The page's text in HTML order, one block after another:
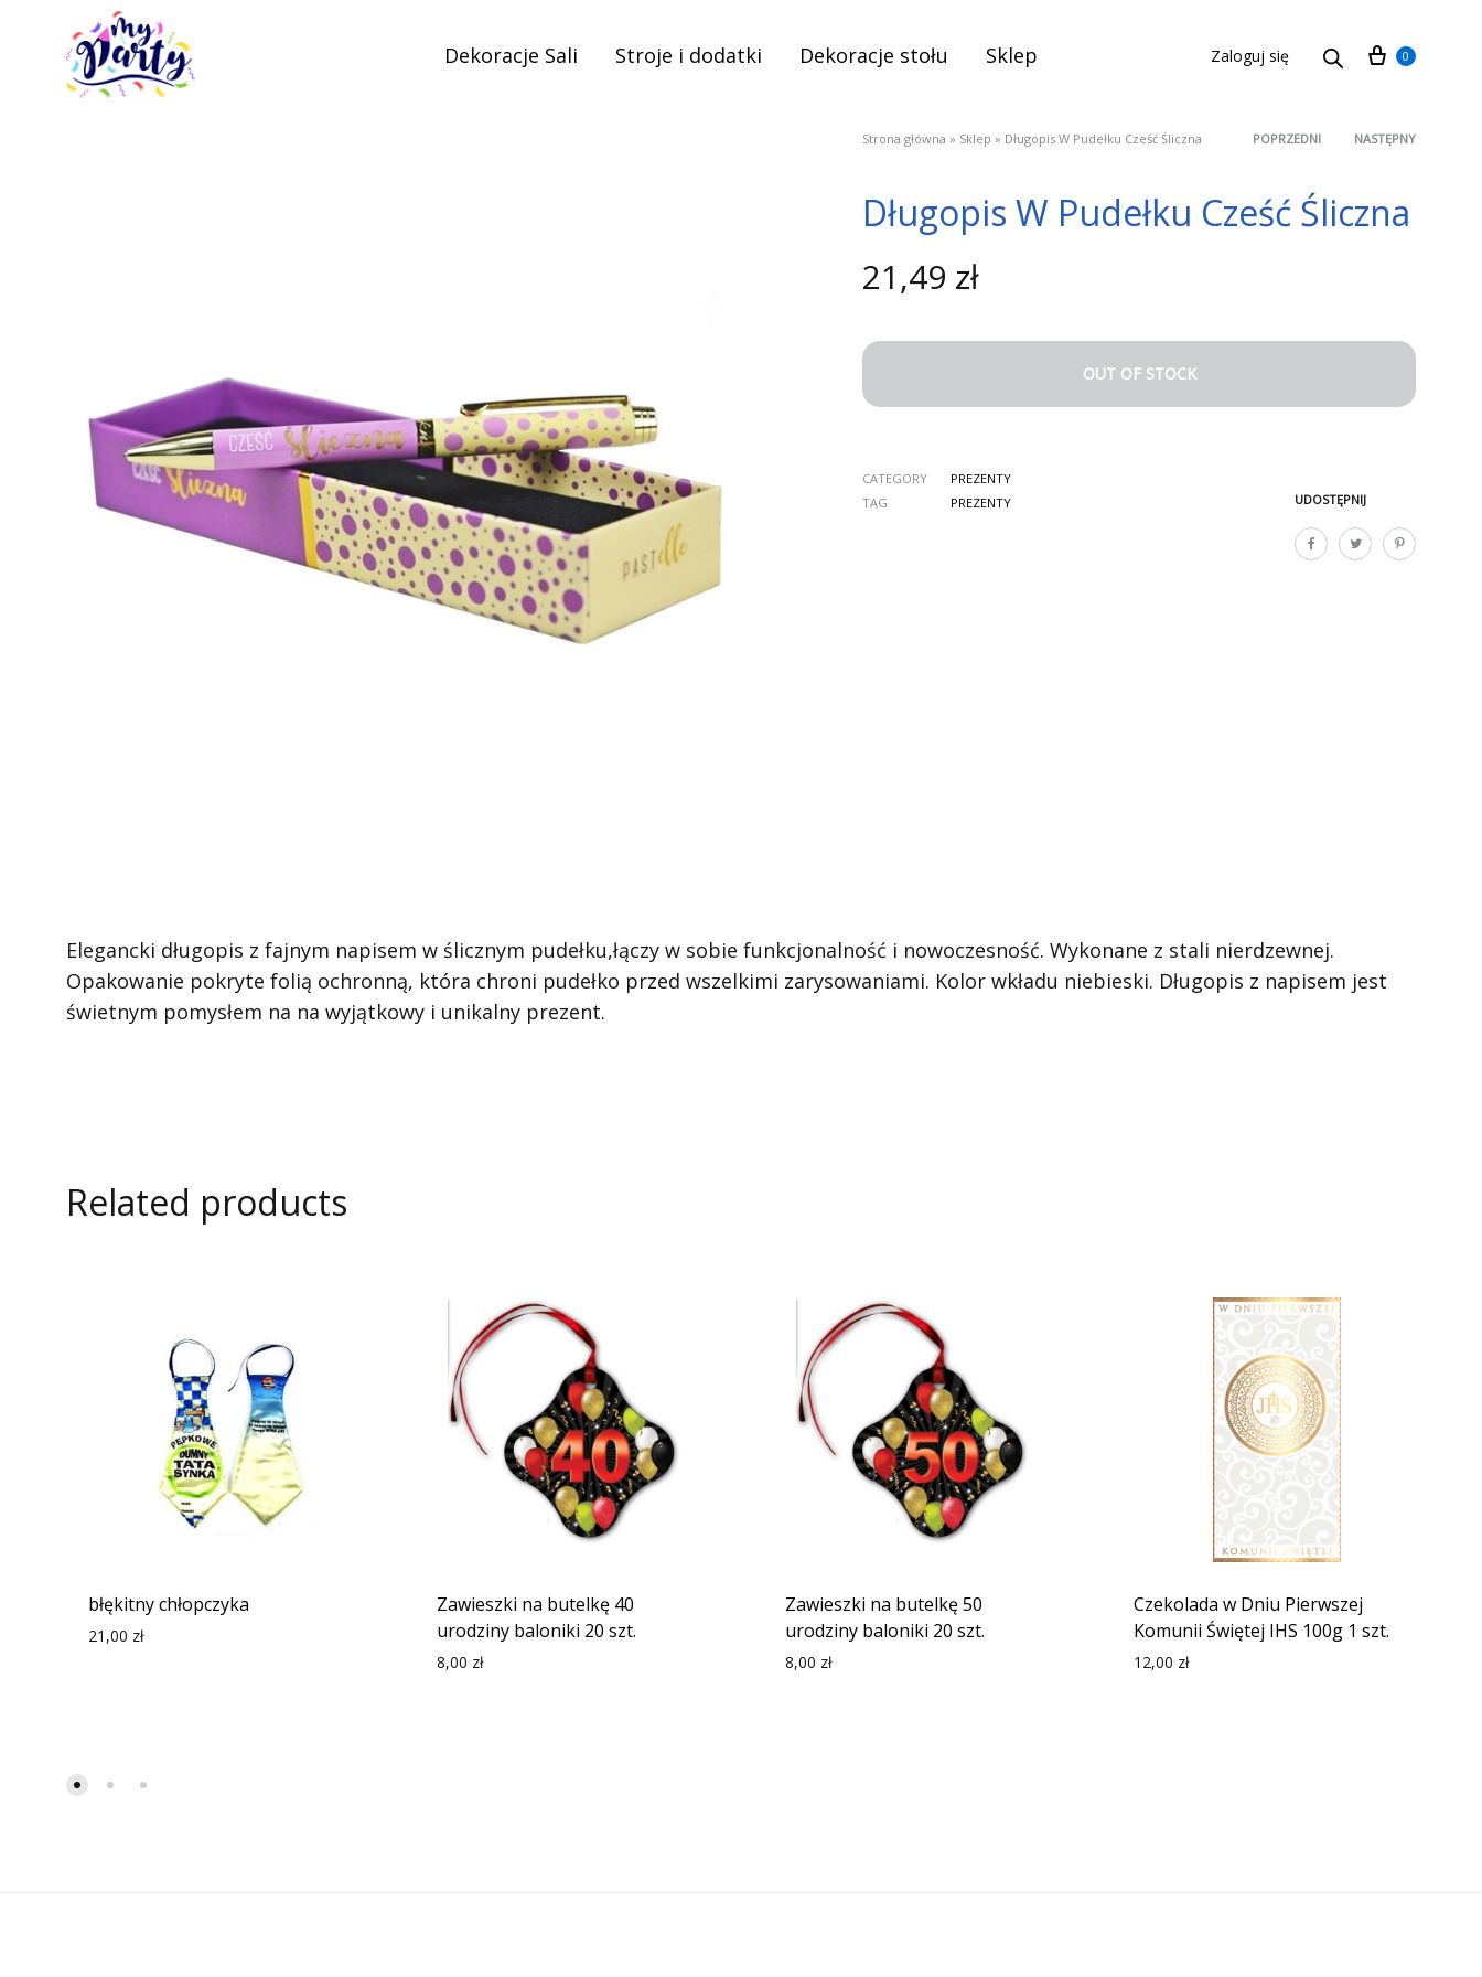
Dekoracje Sali Stroje i dodatki Dekoracje stołu Sklep Zaloguj się Cart
0
Strona główna » Sklep » Długopis W Pudełku Cześć Śliczna
Product
navigation
POPRZEDNI NASTĘPNY
Długopis W Pudełku Cześć Śliczna
21,49 zł
OUT OF STOCK
UDOSTĘPNIJ
CATEGORY
PREZENTY
TAG
PREZENTY
Elegancki długopis z fajnym napisem w ślicznym pudełku,łączy w sobie funkcjonalność i nowoczesność. Wykonane z stali nierdzewnej.
Opakowanie pokryte folią ochronną, która chroni pudełko przed wszelkimi zarysowaniami. Kolor wkładu niebieski. Długopis z napisem jest
świetnym pomysłem na na wyjątkowy i unikalny prezent.
Related products
błękitny chłopczyka
21,00 zł
Zawieszki na butelkę 40
urodziny baloniki 20 szt.
8,00 zł
Zawieszki na butelkę 50
urodziny baloniki 20 szt.
8,00 zł
Czekolada w Dniu Pierwszej
Komunii Świętej IHS 100g 1 szt.
12,00 zł